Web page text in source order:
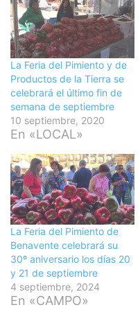
La Feria del Pimiento y de
Productos de la Tierra se
celebrará el último fin de
semana de septiembre
10 septiembre, 2020
En «LOCAL»
La Feria del Pimiento de
Benavente celebrará su
30º aniversario los días 20
y 21 de septiembre
4 septiembre, 2024
En «CAMPO»